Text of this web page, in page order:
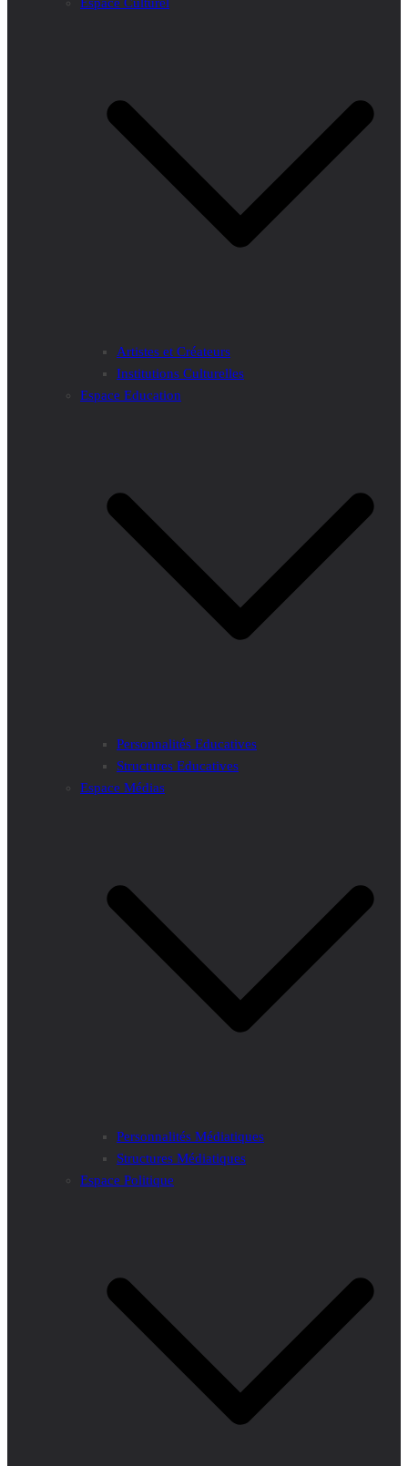
Artistes et Créateurs
Institutions Culturelles
Espace Education
Personnalités Educatives
Structures Educatives
Espace Médias
Personnalités Médiatiques
Structures Médiatiques
Espace Politique